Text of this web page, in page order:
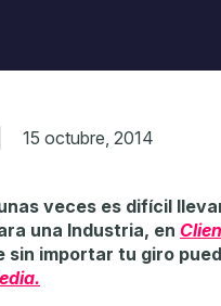
15 octubre, 2014
veces es difícil
una Industria, en
sin importar tu giro